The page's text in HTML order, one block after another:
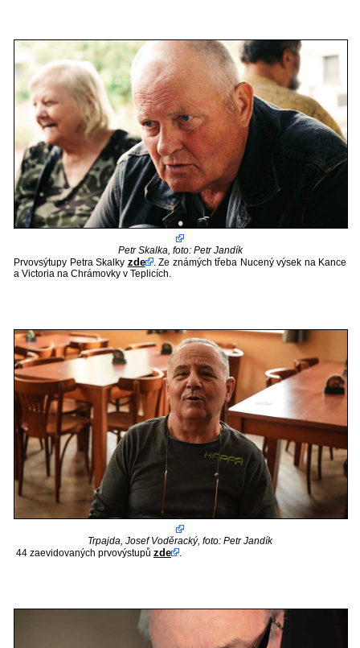
Petr Skalka, foto: Petr Jandík
Prvovsýtupy Petra Skalky zde
. Ze známých třeba Nucený výsek na Kance
a Victoria na Chrámovky v Teplicích.
Trpajda, Josef Voděracký, foto: Petr Jandík
44 zaevidovaných prvovýstupů zde